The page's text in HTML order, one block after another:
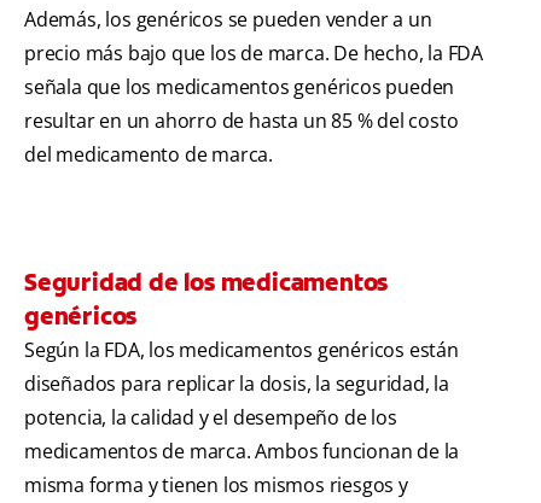
Además, los genéricos se pueden vender a un
precio más bajo que los de marca. De hecho, la FDA
señala que los medicamentos genéricos pueden
resultar en un ahorro de hasta un 85 % del costo
del medicamento de marca.
Seguridad de los medicamentos
genéricos
Según la FDA, los medicamentos genéricos están
diseñados para replicar la dosis, la seguridad, la
potencia, la calidad y el desempeño de los
medicamentos de marca. Ambos funcionan de la
misma forma y tienen los mismos riesgos y